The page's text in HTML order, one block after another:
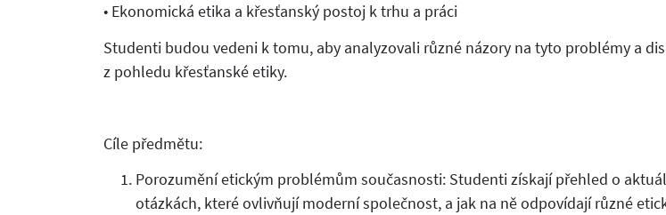
• Ekonomická etika a křesťanský postoj k trhu a práci
Studenti budou vedeni k tomu, aby analyzovali různé názory na tyto problémy a
z pohledu křesťanské etiky.
Cíle předmětu:
Porozumění etickým problémům současnosti: Studenti získají přehled o
otázkách, které ovlivňují moderní společnost, a jak na ně odpovídají různé